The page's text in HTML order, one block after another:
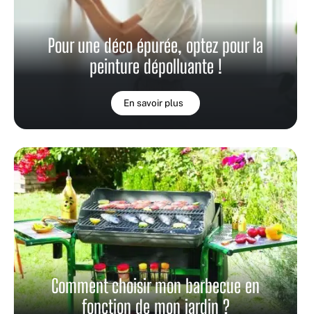
Pour une déco épurée, optez pour la
peinture dépolluante !
En savoir plus
Comment choisir mon barbecue en
fonction de mon jardin ?